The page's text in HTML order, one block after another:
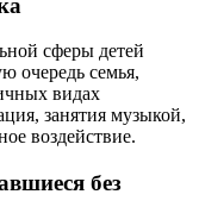
сферы детей
очередь семья,
видах
занятия музыкой,
воздействие.
без